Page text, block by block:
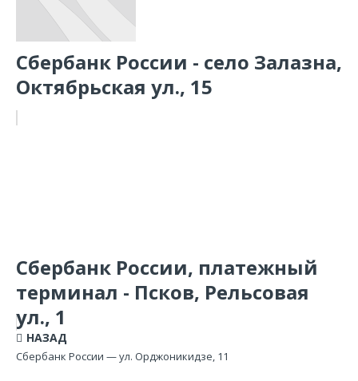
Сбербанк России - село Залазна,
Октябрьская ул., 15
Сбербанк России, платежный
терминал - Псков, Рельсовая
ул., 1
НАЗАД
Сбербанк России — ул. Орджоникидзе, 11